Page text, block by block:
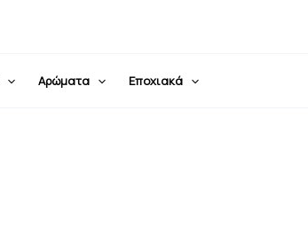
Αρώματα Εποχιακά